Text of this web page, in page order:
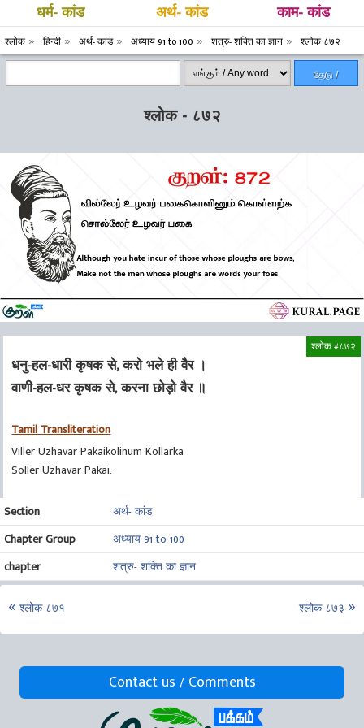
धर्म- कांड अर्थ- कांड काम- कांड
श्लोक हिन्दी अर्थ- कांड अध्याय 91 to 100 शत्रु- शक्ति का ज्ञान श्लोक ८७२
தேடு /
श्लोक - ८७२
श्लोक #८७२
धनु-हल-धारी कृषक से, करो भले ही वैर ।
वाणी-हल-धर कृषक से, करना छोड़ो वैर ॥
Tamil Transliteration
Viller Uzhavar Pakaikolinum Kollarka
Soller Uzhavar Pakai.
Section
अर्थ- कांड
Chapter Group
अध्याय 91 to 100
chapter
शत्रु- शक्ति का ज्ञान
श्लोक ८७१ श्लोक ८७३
Contact us / Comments